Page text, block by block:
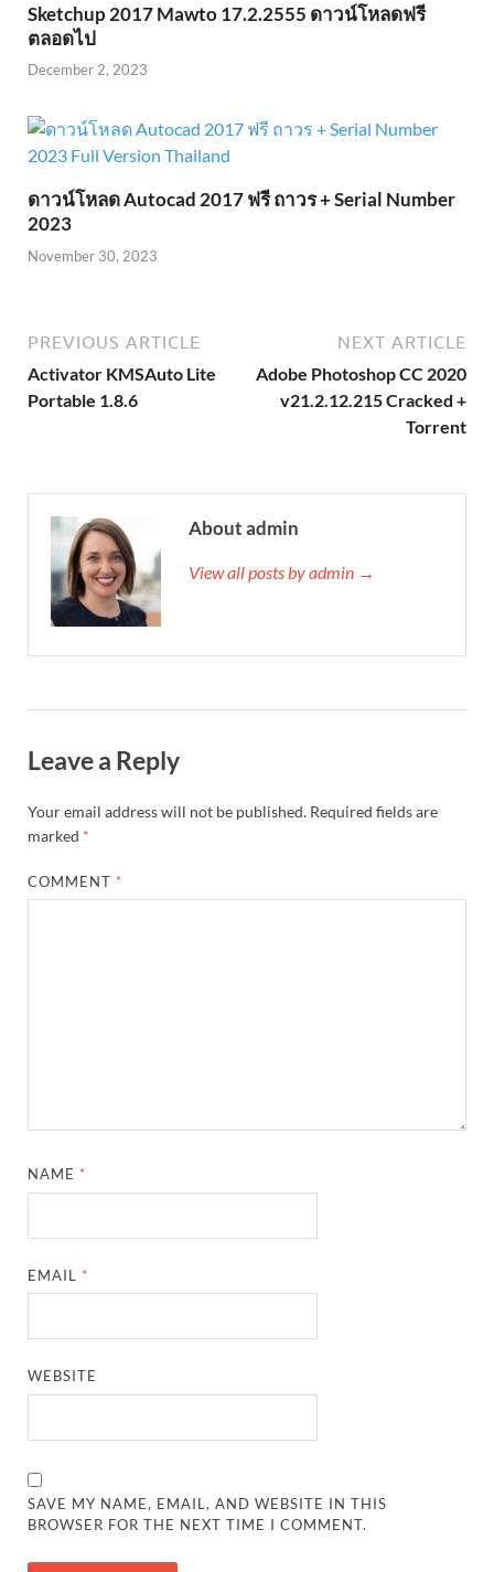
Sketchup 2017 Mawto 17.2.2555 ดาวน์โหลดฟรี
ตลอดไป
December 2, 2023
ดาวน์โหลด Autocad 2017 ฟรี ถาวร + Serial Number
2023
November 30, 2023
PREVIOUS ARTICLE
Activator KMSAuto Lite
Portable 1.8.6
NEXT ARTICLE
Adobe Photoshop CC 2020
v21.2.12.215 Cracked +
Torrent
About admin
View all posts by admin →
Leave a Reply
Your email address will not be published. Required fields are
marked *
COMMENT *
NAME *
EMAIL *
WEBSITE
SAVE MY NAME, EMAIL, AND WEBSITE IN THIS
BROWSER FOR THE NEXT TIME I COMMENT.